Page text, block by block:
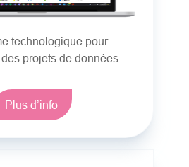
technologique pour
des projets de données
Plus d’info